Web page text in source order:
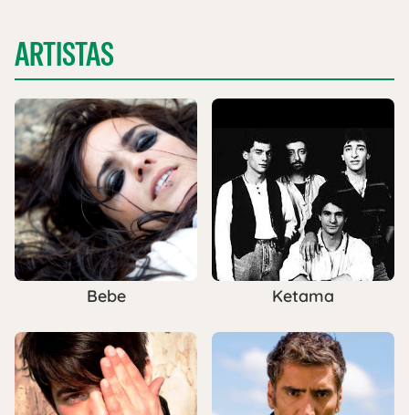
ARTISTAS
Bebe Ketama